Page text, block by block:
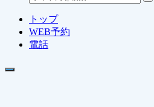
トップ
WEB予約
電話